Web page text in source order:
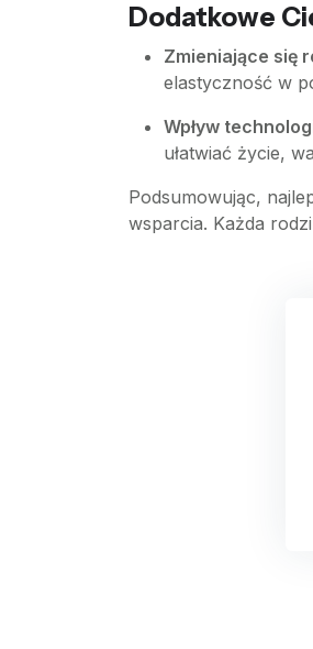
Dodatkowe
Zmieniające się
elastyczność w
Wpływ
ułatwiać życie,
Podsumowując,
wsparcia. Każda